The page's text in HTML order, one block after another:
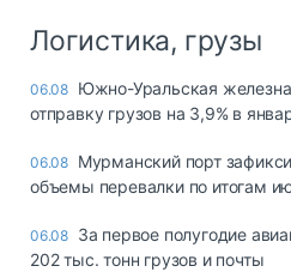
Логистика, грузы
06.08 Южно-Уральская
отправку грузов на 3,9% в
06.08 Мурманский порт
объемы перевалки по итогам
06.08 За первое полугодие
202 тыс. тонн грузов и почты